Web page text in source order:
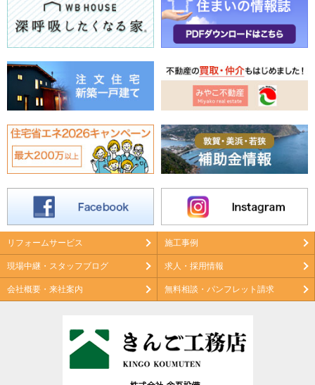
リフォームサービス 施工事例
現場中継・スタッフブログ 求人・採用情報
会社概要・来社案内 無料相談・パンフレット請求